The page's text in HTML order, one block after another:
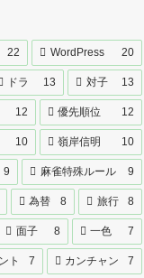
22 WordPress 20
ドラ 13 対子 13
12 優先順位 12
10 嶺岸信明 10
9 麻雀特殊ルール 9
為替 8 旅行 8
面子 8 一色 7
ト 7 カンチャン 7